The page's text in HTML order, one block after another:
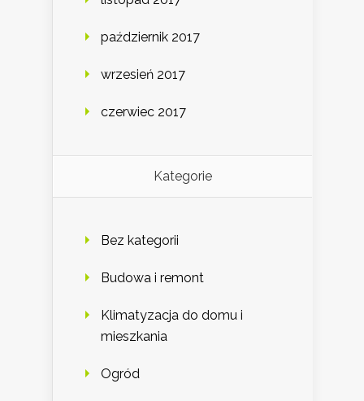
październik 2017
wrzesień 2017
czerwiec 2017
Kategorie
Bez kategorii
Budowa i remont
Klimatyzacja do domu i
mieszkania
Ogród